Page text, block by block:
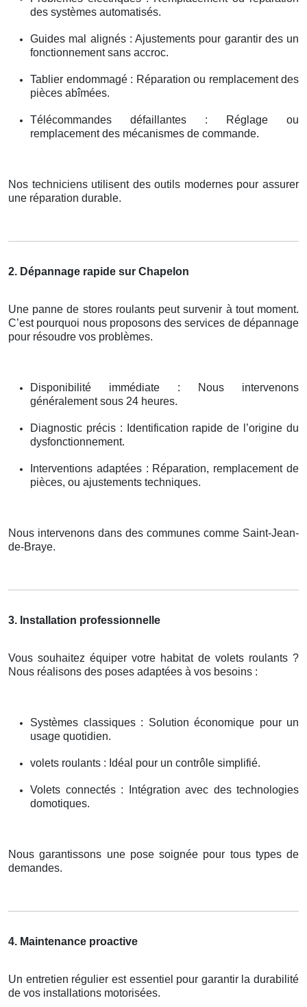
des systèmes automatisés.
Guides mal alignés : Ajustements pour garantir des un
fonctionnement sans accroc.
Tablier endommagé : Réparation ou remplacement des
pièces abîmées.
Télécommandes défaillantes : Réglage ou
remplacement des mécanismes de commande.
Nos techniciens utilisent des outils modernes pour assurer
une réparation durable.
2. Dépannage rapide sur Chapelon
Une panne de stores roulants peut survenir à tout moment.
C’est pourquoi nous proposons des services de dépannage
pour résoudre vos problèmes.
Disponibilité immédiate : Nous intervenons
généralement sous 24 heures.
Diagnostic précis : Identification rapide de l’origine du
dysfonctionnement.
Interventions adaptées : Réparation, remplacement de
pièces, ou ajustements techniques.
Nous intervenons dans des communes comme Saint-Jean-
de-Braye.
3. Installation professionnelle
Vous souhaitez équiper votre habitat de volets roulants ?
Nous réalisons des poses adaptées à vos besoins :
Systèmes classiques : Solution économique pour un
usage quotidien.
volets roulants : Idéal pour un contrôle simplifié.
Volets connectés : Intégration avec des technologies
domotiques.
Nous garantissons une pose soignée pour tous types de
demandes.
4. Maintenance proactive
Un entretien régulier est essentiel pour garantir la durabilité
de vos installations motorisées.